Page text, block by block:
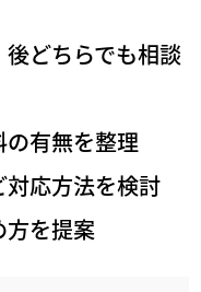
どちらでも相談
の有無を整理
対応方法を検討
方を提案